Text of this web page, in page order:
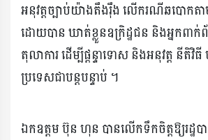
អនុវត្តច្បាប់យ៉ាងតឹងរ៉ឹង លើករណីឆបោកត
ដោយបាន ឃាត់ខ្លួនឧក្រិដ្ឋជន និងអ្នកពាក់
តុលាការ ដើម្បីផ្តន្ទាទោស និងអនុវត្ត នីតិ
ប្រទេសជាបន្តបន្ទាប់ ។
ឯកឧត្តម ប៊ុន ហុន បានលើកទឹកចិត្តឱ្យរដ្ឋបា